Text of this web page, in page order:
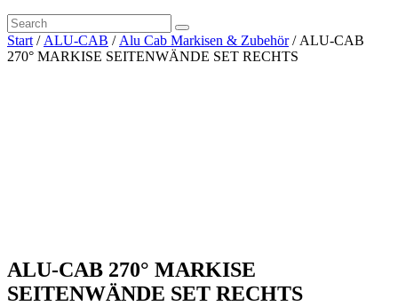
Start / ALU-CAB / Alu Cab Markisen & Zubehör/ ALU-CAB
270° MARKISE SEITENWÄNDE SET RECHTS
ALU-CAB 270° MARKISE
SEITENWÄNDE SET RECHTS